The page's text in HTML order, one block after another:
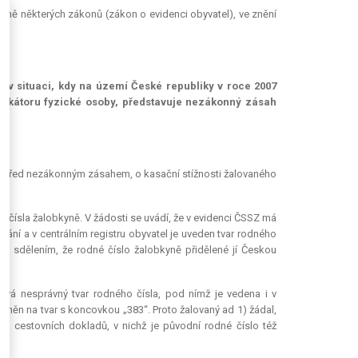
některých zákonů (zákon o evidenci obyvatel), ve znění
v situaci, kdy na území České republiky v roce 2007
fyzické osoby, představuje nezákonný zásah
nezákonným zásahem, o kasační stížnosti žalovaného
žalobkyně. V žádosti se uvádí, že v evidenci ČSSZ má
a v centrálním registru obyvatel je uveden tvar rodného
sdělením, že rodné číslo žalobkyně přidělené jí Českou
nesprávný tvar rodného čísla, pod nímž je vedena i v
na tvar s koncovkou „383“. Proto žalovaný ad 1) žádal,
cestovních dokladů, v nichž je původní rodné číslo též